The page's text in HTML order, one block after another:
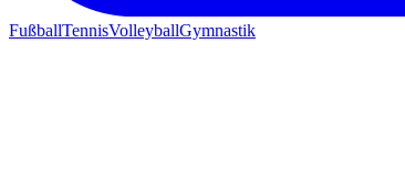
FußballTennisVolleyballGymnastik